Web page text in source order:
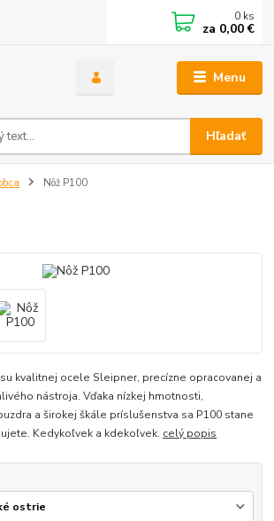
Menu
Hľadať
0 ks
za 0,00 €
Nôž P100
kvalitnej ocele Sleipner, precízne opracovanej a
nástroja. Vďaka nízkej hmotnosti,
a širokej škále príslušenstva sa P100 stane
Kedykoľvek a kdekoľvek. celý popis